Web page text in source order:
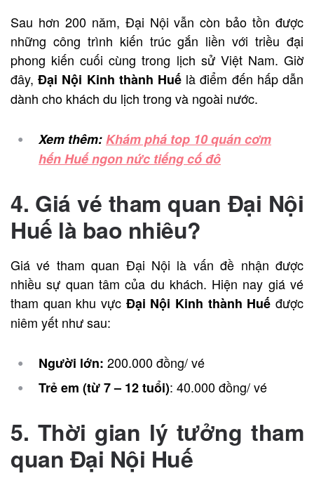
Sau hơn 200 năm, Đại Nội vẫn còn bảo tồn được
những công trình kiến trúc gắn liền với triều đại
phong kiến cuối cùng trong lịch sử Việt Nam. Giờ
đây,Đại Nội Kinh thành Huế là điểm đến hấp dẫn
dành cho khách du lịch trong và ngoài nước.
Xem thêm:Khám phá top 10 quán cơm
hến Huế ngon nức tiếng cố đô
4. Giá vé tham quan Đại Nội
Huế là bao nhiêu?
Giá vé tham quan Đại Nội là vấn đề nhận được
nhiều sự quan tâm của du khách. Hiện nay giá vé
tham quan khu vực Đại Nội Kinh thành Huế được
niêm yết như sau:
Người lớn: 200.000 đồng/ vé
Trẻ em (từ 7 – 12 tuổi): 40.000 đồng/ vé
5. Thời gian lý tưởng tham
quan Đại Nội Huế